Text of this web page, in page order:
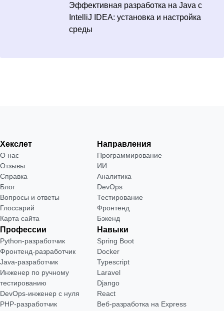
Эффективная разработка на Java с
IntelliJ IDEA: установка и настройка
среды
Хекслет
О нас
Отзывы
Справка
Блог
Вопросы и ответы
Глоссарий
Карта сайта
Направления
Программирование
ИИ
Аналитика
DevOps
Тестирование
Фронтенд
Бэкенд
Профессии
Python-разработчик
Фронтенд-разработчик
Java-разработчик
Инженер по ручному
тестированию
DevOps-инженер с нуля
РНР-разработчик
Навыки
Spring Boot
Docker
Typescript
Laravel
Django
React
Веб-разработка на Express